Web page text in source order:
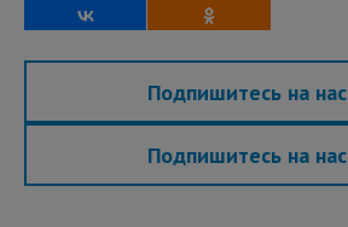
Подпишитесь на нас
Подпишитесь на нас